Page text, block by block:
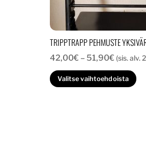
TRIPPTRAPP PEHMUSTE
42,00€ – 51,90€
42,00€
-
(sis. alv.
Valitse vaihtoehdoista